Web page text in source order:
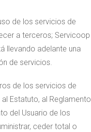
de los servicios de
a terceros; Servicoop
llevando adelante una
de servicios.
de los servicios de
Estatuto, al Reglamento
del Usuario de los
ceder total o